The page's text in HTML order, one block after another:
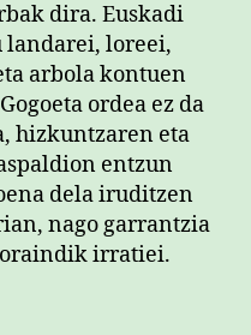
dira. Euskadi
landarei, loreei,
arbola kontuen
ordea ez da
hizkuntzaren eta
entzun
dela iruditzen
nago garrantzia
irratiei.